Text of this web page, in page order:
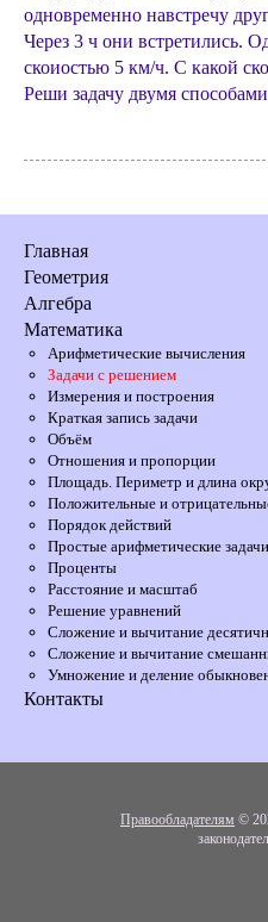
одновременно навстречу
Через 3 ч они встретились.
скоиостью 5 км/ч. С какой
Реши задачу двумя
Главная
Геометрия
Алгебра
Математика
Арифметические вычисления
Задачи с решением
Измерения и построения
Краткая запись задачи
Объём
Отношения и пропорции
Площадь. Периметр и длина
Положительные и
Порядок действий
Простые арифметические задачи
Проценты
Расстояние и масштаб
Решение уравнений
Сложение и вычитание
Сложение и вычитание
Умножение и деление
Контакты
Правообладателям ©